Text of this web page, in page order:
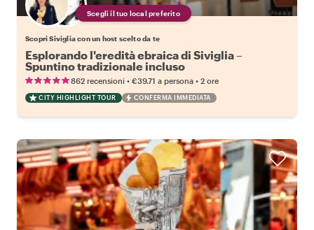
Scegli il tuo local preferito
Scopri Siviglia con un host scelto da te
Esplorando l'eredità ebraica di Siviglia –
Spuntino tradizionale incluso
862 recensioni • €39.71 a persona • 2 ore
CITY HIGHLIGHT TOUR CONFERMA IMMEDIATA